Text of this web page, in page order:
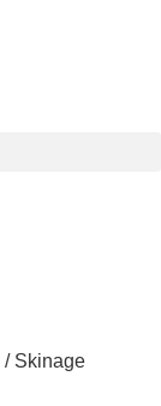
/ Skinage